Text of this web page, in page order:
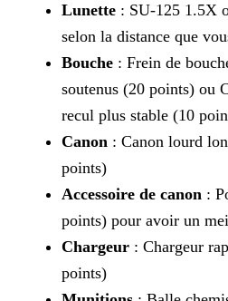
Lunette : SU-125 1.5X
selon la distance que
Bouche : Frein de
soutenus (20 points) ou
recul plus stable (10
Canon : Canon lourd
points)
Accessoire de canon :
points) pour avoir un
Chargeur : Chargeur
points)